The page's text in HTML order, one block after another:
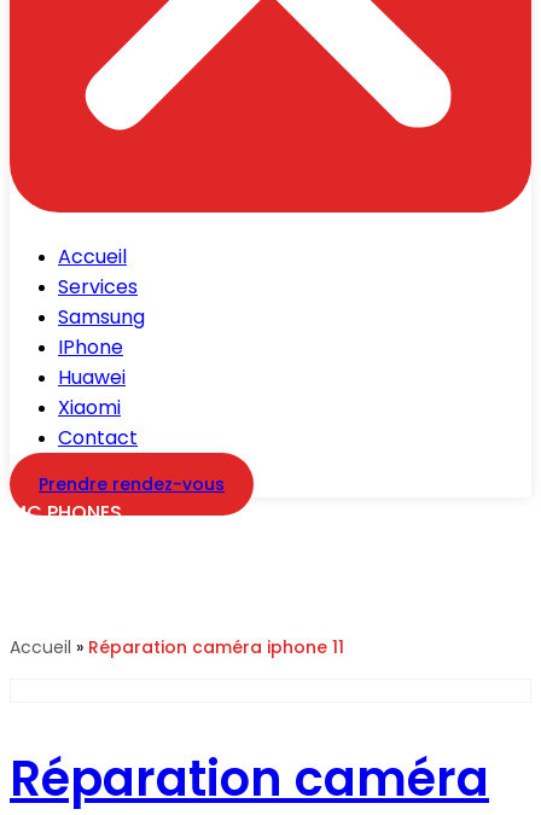
Accueil
Services
Samsung
IPhone
Huawei
Xiaomi
Contact
Prendre rendez-vous
MC PHONES
Accueil » Réparation caméra iphone 11
Réparation caméra